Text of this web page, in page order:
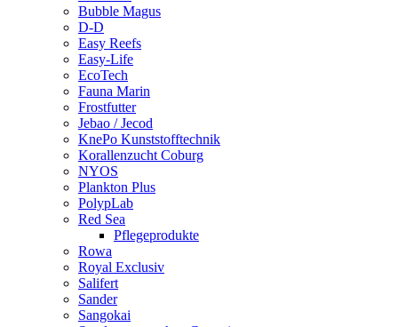
Bubble Magus
D-D
Easy Reefs
Easy-Life
EcoTech
Fauna Marin
Frostfutter
Jebao / Jecod
KnePo Kunststofftechnik
Korallenzucht Coburg
NYOS
Plankton Plus
PolypLab
Red Sea
Pflegeprodukte
Rowa
Royal Exclusiv
Salifert
Sander
Sangokai